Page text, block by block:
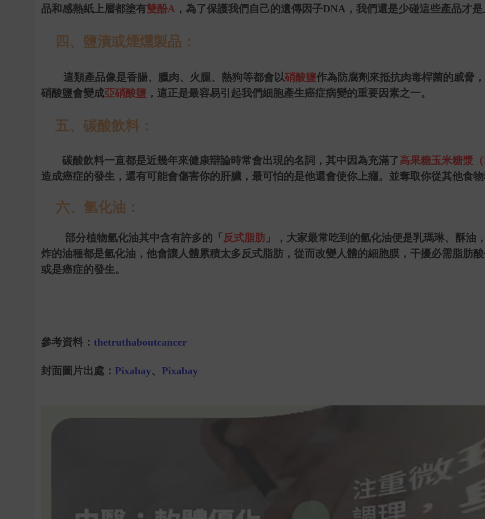
品和 感熱紙上層都塗有雙酚A ，為了保護我們自己的遺傳因子DNA ，我們還是少碰這些產品才是
四、鹽漬或煙燻製品：
這類產品像是香腸、臘肉、火腿、熱狗等都會以硝酸鹽作為防腐劑來抵抗肉毒桿菌的威脅
硝酸鹽會變成亞硝酸鹽 ，這正是最容易引起我們細胞產生癌症病變的重要因素之一。
五、碳酸飲料：
碳酸飲料一直都是近幾年來健康辯論時常會出現的名詞，其中因為充滿了高果糖玉米糖漿（
造成癌症的發生，還有可能會傷害你的肝臟，最可怕的是他還會使你上癮。並奪取你從其他食物
六、氫化油：
部分植物氫化油其中含有許多的「 反式脂肪 」，大家最常吃到的氫化油便是乳瑪琳、酥油
炸的油種都是氫化油，他會讓人體累積太多反式脂肪，從而改變人體的細胞膜，干擾必需脂肪
或是癌症的發生。
參考資料： thetruthaboutcancer
封面圖片出處： Pixabay、 Pixabay